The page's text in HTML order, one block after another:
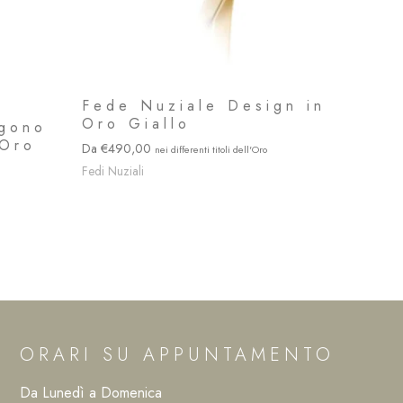
Fede Nuziale Design in
Oro Giallo
490,00
Fedi Nuziali
ORARI SU APPUNTAMENTO
Da Lunedì a Domenica